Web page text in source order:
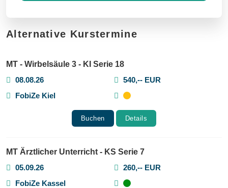
Alternative Kurstermine
MT - Wirbelsäule 3 - KI Serie 18
08.08.26
540,-- EUR
FobiZe Kiel
Buchen Details
MT Ärztlicher Unterricht - KS Serie 7
05.09.26
260,-- EUR
FobiZe Kassel